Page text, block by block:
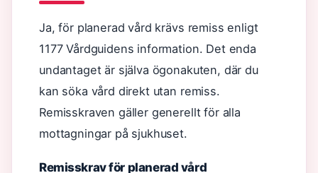
Ja, för planerad vård krävs remiss enligt
1177 Vårdguidens information. Det enda
undantaget är själva ögonakuten, där du
kan söka vård direkt utan remiss.
Remisskraven gäller generellt för alla
mottagningar på sjukhuset.
Remisskrav för planerad vård